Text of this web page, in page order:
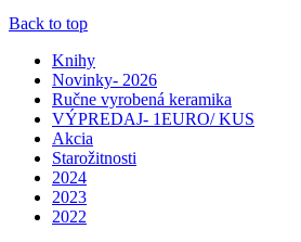
Back to top
Knihy
Novinky- 2026
Ručne vyrobená keramika
VÝPREDAJ- 1EURO/ KUS
Akcia
Starožitnosti
2024
2023
2022